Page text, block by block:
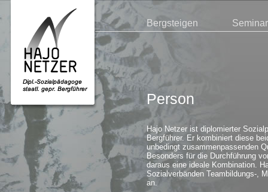
Bergsteigen
Person
Hajo Netzer ist diplomierter
Bergführer. Er kombiniert diese
unbedingt zusammenpassenden
Besonders für die Durchführung
daraus eine ideale Kombination.
Sozialverbänden Teambildungs-,
an.